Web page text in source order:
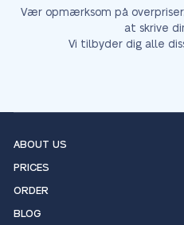
Vær opmærksom på
at skrive
Vi tilbyder dig alle
ABOUT US
PRICES
ORDER
BLOG